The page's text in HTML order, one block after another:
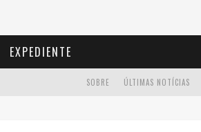
EXPEDIENTE
ÚLTIMAS NOTÍCIAS
SOBRE